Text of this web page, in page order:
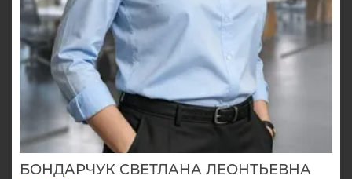
БОНДАРЧУК СВЕТЛАНА ЛЕОНТЬЕВНА